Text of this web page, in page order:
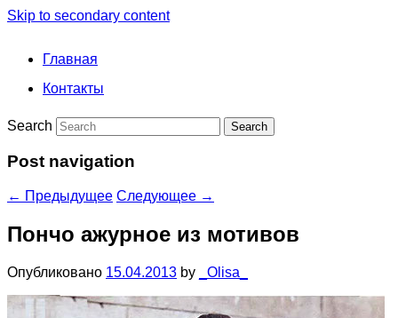
Skip to secondary content
Главная
Контакты
Search
Post navigation
← Предыдущее Следующее →
Пончо ажурное из мотивов
Опубликовано 15.04.2013 by _Olisa_